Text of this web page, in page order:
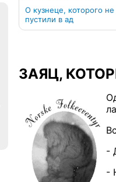
О кузнеце, которого не
пустили в ад
ЗАЯЦ,
-
-